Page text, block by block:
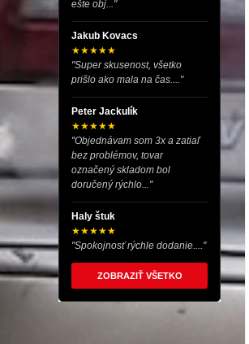
ešte obj..."
Jakub Kovacs
★★★★★
"Super skusenost, všetko
prišlo ako mala na čas...."
Peter Jackulík
★★★★★
"Objednávam som 3x a zatiaľ
bez problémov, tovar
označený skladom bol
doručený rýchlo..."
Haly štuk
★★★★★
"Spokojnosť rýchle dodanie...."
ZOBRAZIŤ VŠETKO